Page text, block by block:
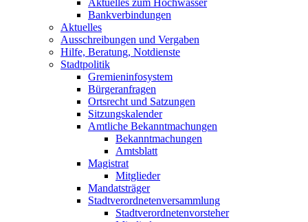
Aktuelles zum Hochwasser
Bankverbindungen
Aktuelles
Ausschreibungen und Vergaben
Hilfe, Beratung, Notdienste
Stadtpolitik
Gremieninfosystem
Bürgeranfragen
Ortsrecht und Satzungen
Sitzungskalender
Amtliche Bekanntmachungen
Bekanntmachungen
Amtsblatt
Magistrat
Mitglieder
Mandatsträger
Stadtverordnetenversammlung
Stadtverordnetenvorsteher